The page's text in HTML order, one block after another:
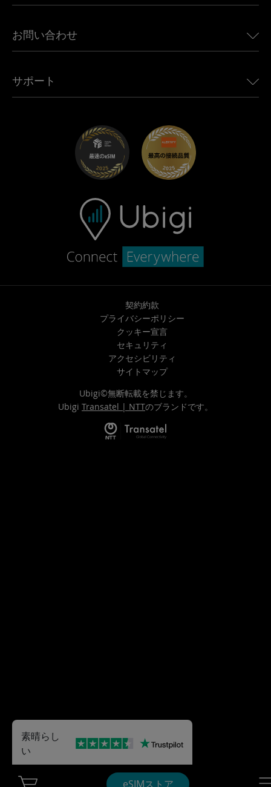
eSIMストア
アフリカ向けeSIM
すべての目的地を見る
Jeep向けUbigi
Mini向けUbigi
Maserati向けUbigi
Ubigi関連プレス
Ubigiアプリ
お問い合わせ
アフェリエイトプログラム
サポート
トラブルシューティング
ヘルプセンター
お問い合わせ先
契約約款
プライバシーポリシー
クッキー宣言
セキュリティ
アクセシビリティ
サイトマップ
Ubigi©無断転載を禁じます。
Ubigi Transatel | NTTのブランドです。
素晴らし
い